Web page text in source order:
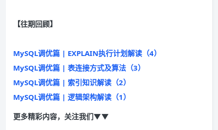
【往期回顾】
MySQL调优篇 | EXPLAIN执行计划解读（4）
MySQL调优篇 | 表连接方式及算法（3）
MySQL调优篇 | 索引知识解读（2）
MySQL调优篇 | 逻辑架构解读（1）
更多精彩内容，关注我们▼▼